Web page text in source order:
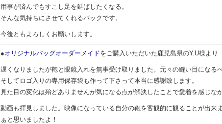
用事が済んでもすこし足を延ばしたくなる。
そんな気持ちにさせてくれるバックです。
今後ともよろしくお願いします。
●オリジナルバッグオーダーメイドをご購入いただいた鹿児島県のY.U様より
遅くなりましたが鞄と眼鏡入れを無事受け取りました。元々の縫い目になる
そしてロゴ入りの専用保存袋も作って下さって本当に感謝致します。
見た目の変化は殆どありませんが気になる点が解決したことで愛着を感じな
動画も拝見しました。映像になっている自分の鞄を客観的に観ることが出来
ぁと思いましたよ！